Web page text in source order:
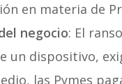
en materia de
negocio: El
un dispositivo,
las Pymes